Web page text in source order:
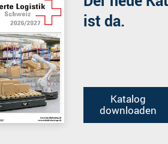
Katalog
downloaden
ist da.